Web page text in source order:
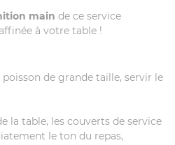
main de ce service
à votre table !
de grande taille, servir le
la table, les couverts de service
le ton du repas,